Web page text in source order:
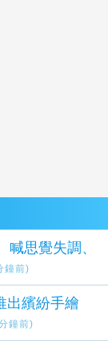
思覺失調、
鐘前)
繽紛手繪
鐘前)